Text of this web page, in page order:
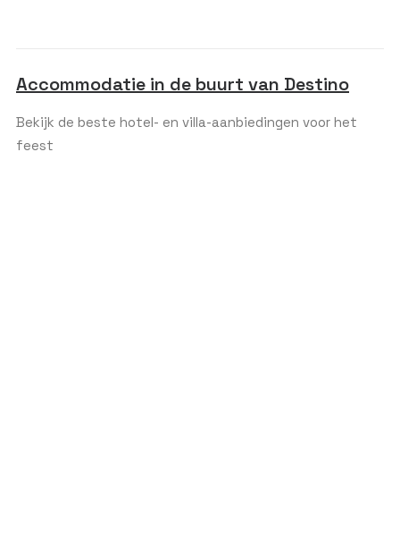
Accommodatie in de buurt van Destino
Bekijk de beste hotel- en villa-aanbiedingen voor het
feest